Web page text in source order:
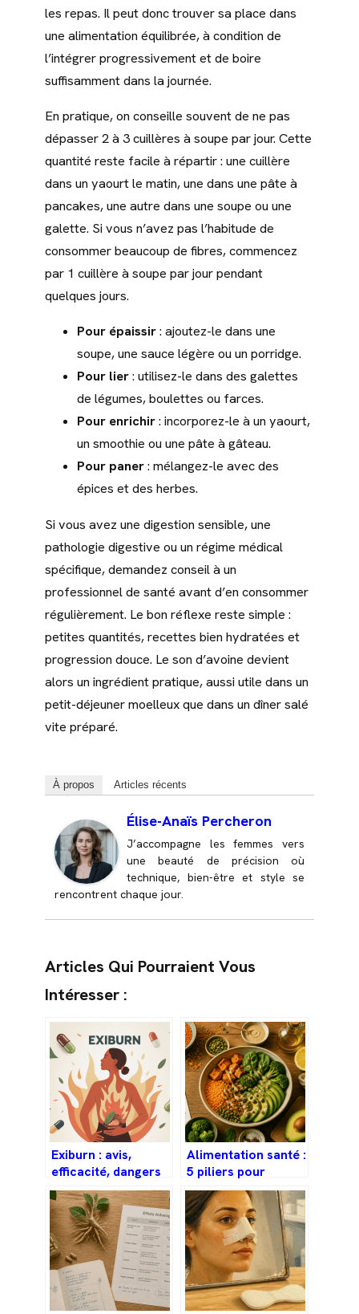
les repas. Il peut donc trouver sa place dans
une alimentation équilibrée, à condition de
l’intégrer progressivement et de boire
suffisamment dans la journée.
En pratique, on conseille souvent de ne pas
dépasser 2 à 3 cuillères à soupe par jour. Cette
quantité reste facile à répartir : une cuillère
dans un yaourt le matin, une dans une pâte à
pancakes, une autre dans une soupe ou une
galette. Si vous n’avez pas l’habitude de
consommer beaucoup de fibres, commencez
par 1 cuillère à soupe par jour pendant
quelques jours.
Pour épaissir: ajoutez-le dans une
soupe, une sauce légère ou un porridge.
Pour lier: utilisez-le dans des galettes
de légumes, boulettes ou farces.
Pour enrichir: incorporez-le à un yaourt,
un smoothie ou une pâte à gâteau.
Pour paner: mélangez-le avec des
épices et des herbes.
Si vous avez une digestion sensible, une
pathologie digestive ou un régime médical
spécifique, demandez conseil à un
professionnel de santé avant d’en consommer
régulièrement. Le bon réflexe reste simple :
petites quantités, recettes bien hydratées et
progression douce. Le son d’avoine devient
alors un ingrédient pratique, aussi utile dans un
petit-déjeuner moelleux que dans un dîner salé
vite préparé.
À propos Articles récents
Élise-Anaïs Percheron
J’accompagne les femmes vers
une beauté de précision où
technique, bien-être et style se
rencontrent chaque jour.
Articles Qui Pourraient Vous
Intéresser :
Exiburn : avis,
efficacité, dangers
et guide complet
avant achat
Alimentation santé :
5 piliers pour
structurer vos
repas et prévenir
les maladies